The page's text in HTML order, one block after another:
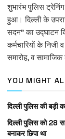
शुभारंभ पुलिस
हुआ। दिल्ली के
सदन” का उद्घाटन
कर्मचारियों के निजी
समारोह, व
YOU MIGHT
दिल्ली पुलिस की बड़ी
दिल्ली पुलिस को 28
बनाकर छिपा था